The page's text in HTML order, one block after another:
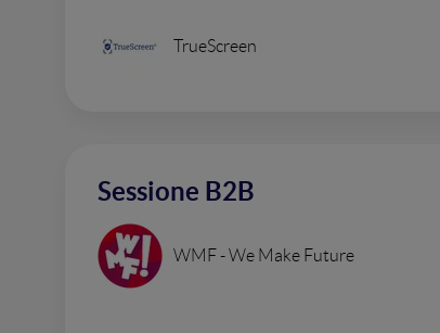
TrueScreen
Sessione B2B
WMF - We Make Future